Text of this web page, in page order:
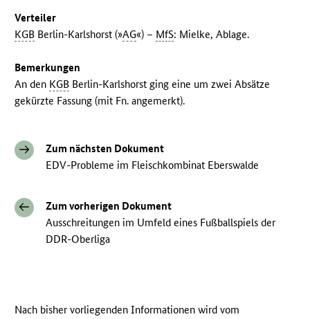
Verteiler
KGB Berlin-Karlshorst (»AG«) – MfS: Mielke, Ablage.
Bemerkungen
An den KGB Berlin-Karlshorst ging eine um zwei Absätze
gekürzte Fassung (mit Fn. angemerkt).
Zum nächsten Dokument
EDV-Probleme im Fleischkombinat Eberswalde
Zum vorherigen Dokument
Ausschreitungen im Umfeld eines Fußballspiels der
DDR-Oberliga
Nach bisher vorliegenden Informationen wird vom